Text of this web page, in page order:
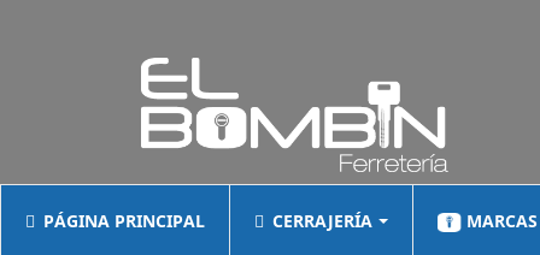
PÁGINA PRINCIPAL CERRAJERÍA MARCAS